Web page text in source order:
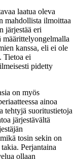
laatua oleva
mahdollista ilmoittaa
järjestää eri
määrittelyongelmalla
kanssa, eli ei ole
Tietoa ei
pidetty
on myös
ainoa
tehtyjä suoritustietoja
järjestävältä
tosin sekin on
Perjantaina
ollaan